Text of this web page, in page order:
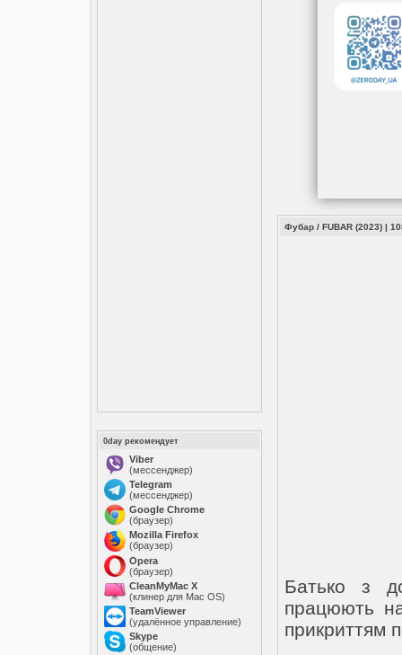
0day рекомендует
Viber
(мессенджер)
Telegram
(мессенджер)
Google Chrome
(браузер)
Mozilla Firefox
(браузер)
Opera
(браузер)
CleanMyMac X
(клинер для Mac OS)
TeamViewer
(удалённое управление)
Skype
(общение)
Фубар / FUBAR (2023) |
Батько з
працюють
прикриттям